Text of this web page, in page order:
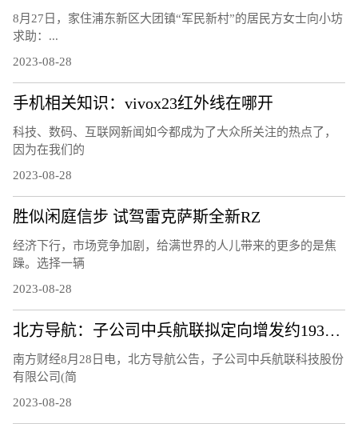
8月27日，家住浦东新区大团镇“军民新村”的居民方女士向小坊
求助：...
2023-08-28
手机相关知识：vivox23红外线在哪开
科技、数码、互联网新闻如今都成为了大众所关注的热点了，
因为在我们的
2023-08-28
胜似闲庭信步 试驾雷克萨斯全新RZ
经济下行，市场竞争加剧，给满世界的人儿带来的更多的是焦
躁。选择一辆
2023-08-28
北方导航：子公司中兵航联拟定向增发约1933.28万元用于补充流动资金
南方财经8月28日电，北方导航公告，子公司中兵航联科技股份
有限公司(简
2023-08-28